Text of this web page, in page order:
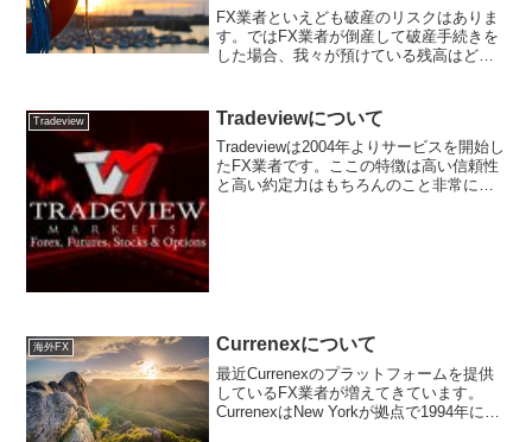
FX業者といえども破産のリスクはありま
す。ではFX業者が倒産して破産手続きを
した場合、我々が預けている残高はどう
家補償基金(ICF)か資金保険があるFX業者
を選ぶように...
Tradeview Tradeviewについて
Tradeviewは2004年よりサービスを開始し
たFX業者です。ここの特徴は高い信頼性
と高い約定力はもちろんのこと非常にタ
海外FX Currenexについて
最近Currenexのプラットフォームを提供
しているFX業者が増えてきています。
CurrenexはNew Yorkが拠点で1994年に設